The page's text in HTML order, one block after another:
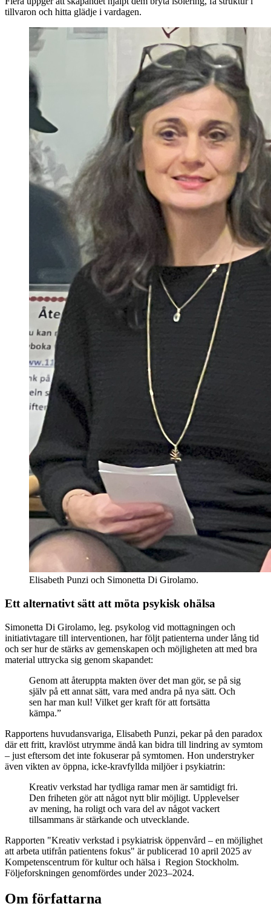
tillvaron och hitta glädje i vardagen.
Elisabeth Punzi och Simonetta Di Girolamo.
Ett alternativt sätt att möta psykisk ohälsa
Simonetta Di Girolamo, leg. psykolog vid mottagningen och
initiativtagare till interventionen, har följt patienterna under lång tid
och ser hur de stärks av gemenskapen och möjligheten att med bra
material uttrycka sig genom skapandet:
Genom att återuppta makten över det man gör, se på sig
själv på ett annat sätt, vara med andra på nya sätt. Och
sen har man kul! Vilket ger kraft för att fortsätta
kämpa.”
Rapportens huvudansvariga, Elisabeth Punzi, pekar på den paradox
där ett fritt, kravlöst utrymme ändå kan bidra till lindring av symtom
– just eftersom det inte fokuserar på symtomen. Hon understryker
även vikten av öppna, icke-kravfyllda miljöer i psykiatrin:
Kreativ verkstad har tydliga ramar men är samtidigt fri.
Den friheten gör att något nytt blir möjligt. Upplevelser
av mening, ha roligt och vara del av något vackert
tillsammans är stärkande och utvecklande.
Rapporten "Kreativ verkstad i psykiatrisk öppenvård – en möjlighet
att arbeta utifrån patientens fokus" är publicerad 10 april 2025 av
Kompetenscentrum för kultur och hälsa i Region Stockholm.
Följeforskningen genomfördes under 2023–2024.
Om författarna